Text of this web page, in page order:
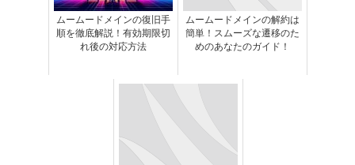
ムームードメインの復旧手
順を徹底解説！有効期限切
れ後の対応方法
ムームードメインの解約は
簡単！スムーズな遷移のた
めのあなたのガイド！